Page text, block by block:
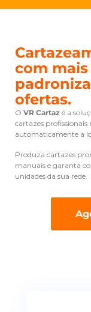
com
ofertas.
O VR Cartaz é a
cartazes
automaticamente a
Produza cartazes
manuais e garanta
unidades da sua rede.